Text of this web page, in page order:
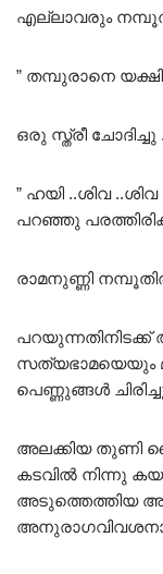
എല്ലാവരും
” തമ്പുരാനെ യക്ഷി
ഒരു സ്ത്രീ ചോദിച്ചു .
” ഹയി ..ശിവ
പറഞ്ഞു
രാമനുണ്ണി
സത്യഭാമയെയും
പെണ്ണുങ്ങൾ
അലക്കിയ തുണി
കടവിൽ നിന്നു
അടുത്തെത്തിയ